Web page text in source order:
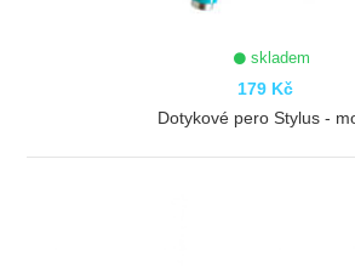
skladem
179 Kč
Dotykové pero Stylus -